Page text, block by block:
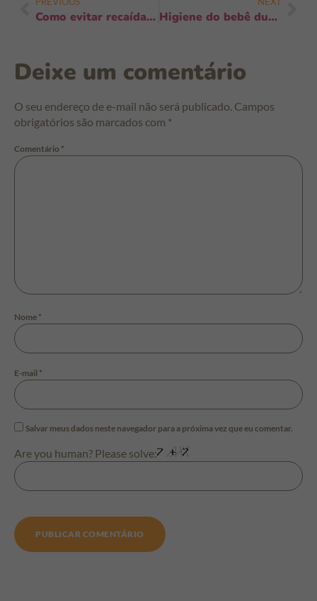
Como evitar recaídas após infecções: 7 passos práticos para evitar retorno Higiene do bebê durante mudanças de clima: 8 cuidados para pele e saúde
Deixe um comentário
O seu endereço de e-mail não será publicado. Campos
obrigatórios são marcados com *
Comentário *
Nome *
E-mail *
Salvar meus dados neste navegador para a próxima vez que eu comentar.
Are you human? Please solve: